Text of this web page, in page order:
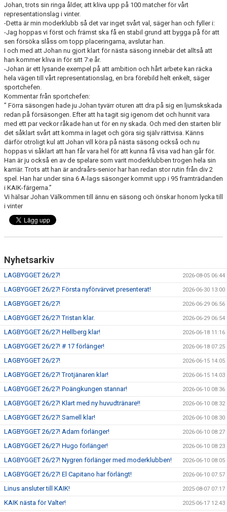
Johan, trots sin ringa ålder, att kliva upp på 100 matcher för vårt
representationslag i vinter.
-Detta är min moderklubb så det var inget svårt val, säger han och fyller i:
-Jag hoppas vi först och främst ska få en stabil grund att bygga på för att
sen försöka slåss om topp placeringarna, avslutar han.
I och med att Johan nu gjort klart för nästa säsong innebär det alltså att
han kommer kliva in för sitt 7:e år.
-Johan är ett lysande exempel på att ambition och hårt arbete kan räcka
hela vägen till vårt representationslag, en bra förebild helt enkelt, säger
sportchefen.
Kommentar från sportchefen:
” Förra säsongen hade ju Johan tyvärr oturen att dra på sig en ljumskskada
redan på försäsongen. Efter att ha tagit sig igenom det och hunnit vara
med ett par veckor råkade han ut för en ny skada. Och med den starten blir
det såklart svårt att komma in laget och göra sig själv rättvisa. Känns
därför otroligt kul att Johan vill köra på nästa säsong också och nu
hoppas vi såklart att han får vara hel för att kunna få visa vad han går för.
Han är ju också en av de spelare som varit moderklubben trogen hela sin
karriär. Trots att han är andraårs-senior har han redan stor rutin från div 2
spel. Han har under sina 6 A-lags säsonger kommit upp i 95 framträdanden
i KAIK-färgerna.”
Vi hälsar Johan Välkommen till ännu en säsong och önskar honom lycka till
i vinter
Nyhetsarkiv
LAGBYGGET 26/27! 2026-08-05 06:44
LAGBYGGET 26/27! Första nyförvärvet presenterat! 2026-06-30 13:00
LAGBYGGET 26/27! 2026-06-29 06:56
LAGBYGGET 26/27! Tristan klar. 2026-06-29 06:54
LAGBYGGET 26/27! Hellberg klar! 2026-06-18 11:16
LAGBYGGET 26/27! # 17 förlänger! 2026-06-18 07:25
LAGBYGGET 26/27! 2026-06-15 14:05
LAGBYGGET 26/27! Trotjänaren klar! 2026-06-15 14:03
LAGBYGGET 26/27! Poängkungen stannar! 2026-06-10 08:36
LAGBYGGET 26/27! Klart med ny huvudtränare!! 2026-06-10 08:32
LAGBYGGET 26/27! Samell klar! 2026-06-10 08:30
LAGBYGGET 26/27! Adam förlänger! 2026-06-10 08:27
LAGBYGGET 26/27! Hugo förlänger! 2026-06-10 08:23
LAGBYGGET 26/27! Nygren förlänger med moderklubben! 2026-06-10 08:05
LAGBYGGET 26/27! El Capitano har förlängt! 2026-06-10 07:57
Linus ansluter till KAIK! 2025-08-07 07:17
KAIK nästa för Valter! 2025-06-17 12:43